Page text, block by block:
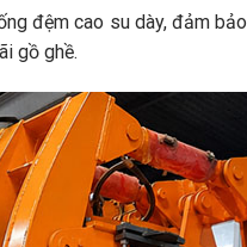
đệm cao su dày, đảm
gồ ghề.